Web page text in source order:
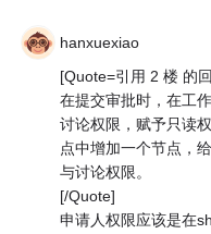
hanxuexiao
[Quote=引用 2 楼 的
在提交审批时，在工
讨论权限，赋予只读
点中增加一个节点，
与讨论权限。
[/Quote]
申请人权限应该是在